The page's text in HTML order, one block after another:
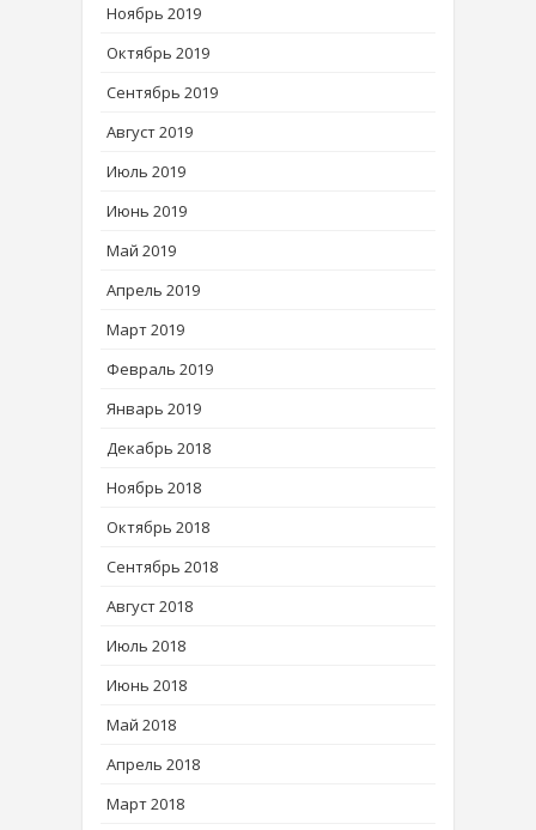
Ноябрь 2019
Октябрь 2019
Сентябрь 2019
Август 2019
Июль 2019
Июнь 2019
Май 2019
Апрель 2019
Март 2019
Февраль 2019
Январь 2019
Декабрь 2018
Ноябрь 2018
Октябрь 2018
Сентябрь 2018
Август 2018
Июль 2018
Июнь 2018
Май 2018
Апрель 2018
Март 2018